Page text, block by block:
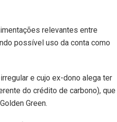
relevantes entre
possível uso da conta como
e cujo ex-dono alega ter
do crédito de carbono), que
Green.